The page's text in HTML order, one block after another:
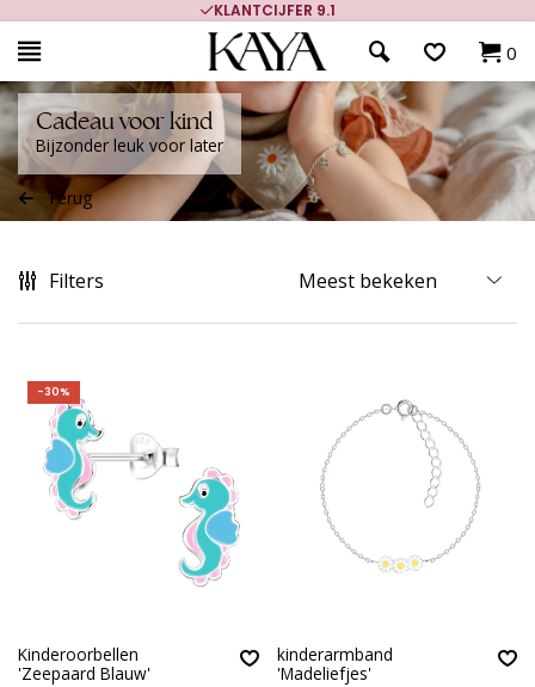
KLANTCIJFER 9.1
0
Cadeau voor kind
Bijzonder leuk voor later
Terug
Filters
-30%
Kinderoorbellen
'Zeepaard Blauw'
kinderarmband
'Madeliefjes'